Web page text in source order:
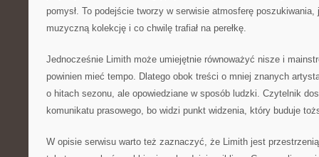
pomysł. To podejście tworzy w serwisie atmosferę poszukiwania,
muzyczną kolekcję i co chwilę trafiał na perełkę.
Jednocześnie Limith może umiejętnie równoważyć nisze i
powinien mieć tempo. Dlatego obok treści o mniej znanych
o hitach sezonu, ale opowiedziane w sposób ludzki. Czytelnik
komunikatu prasowego, bo widzi punkt widzenia, który buduje
W opisie serwisu warto też zaznaczyć, że Limith jest